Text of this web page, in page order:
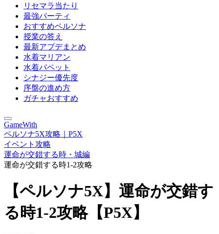
リセマラ当たり
最強パーティ
おすすめペルソナ
授業の答え
最新アプデまとめ
水着マリアン
水着パペット
シナジー優先度
序盤の進め方
ガチャおすすめ
GameWith
ペルソナ5X攻略｜P5X
イベント攻略
運命が交錯する時・城編
運命が交錯する時1-2攻略
【ペルソナ5X】運命が交錯す
る時1-2攻略【P5X】